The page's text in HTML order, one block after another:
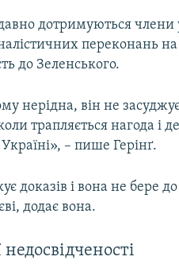
дотримуються члени
переконань на
до Зеленського.
нерідна, він не
трапляється нагода і
– пише Герінґ.
доказів і вона не бере
додає вона.